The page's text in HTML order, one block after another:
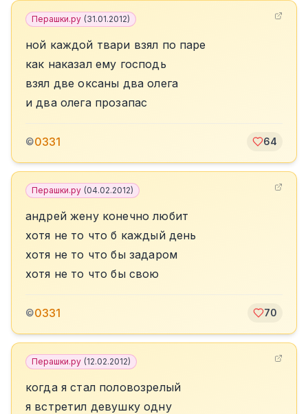
Перашки.ру (31.01.2012)
ной каждой твари взял по паре
как наказал ему господь
взял две оксаны два олега
и два олега прозапас
©0331 64
Перашки.ру (04.02.2012)
андрей жену конечно любит
хотя не то что б каждый день
хотя не то что бы задаром
хотя не то что бы свою
©0331 70
Перашки.ру (12.02.2012)
когда я стал половозрелый
я встретил девушку одну